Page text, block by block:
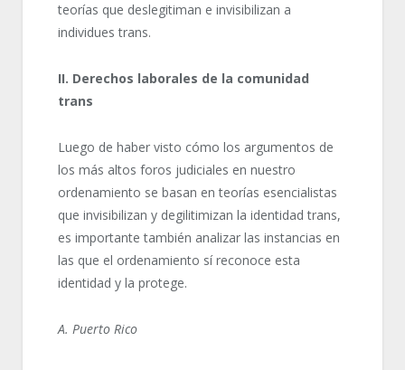
teorías que deslegitiman e invisibilizan a
individues trans.
II. Derechos laborales de la comunidad
trans
Luego de haber visto cómo los argumentos de
los más altos foros judiciales en nuestro
ordenamiento se basan en teorías esencialistas
que invisibilizan y degilitimizan la identidad trans,
es importante también analizar las instancias en
las que el ordenamiento sí reconoce esta
identidad y la protege.
A. Puerto Rico